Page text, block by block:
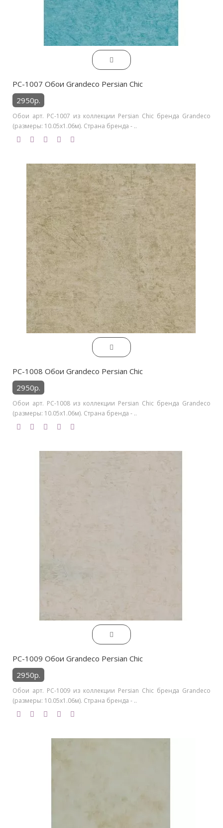
PC-1007 Обои Grandeco Persian Chic
2950р.
Обои арт. PC-1007 из коллекции Persian Chic бренда Grandeco
(размеры: 10.05х1.06м). Страна бренда - ..
PC-1008 Обои Grandeco Persian Chic
2950р.
Обои арт. PC-1008 из коллекции Persian Chic бренда Grandeco
(размеры: 10.05х1.06м). Страна бренда - ..
PC-1009 Обои Grandeco Persian Chic
2950р.
Обои арт. PC-1009 из коллекции Persian Chic бренда Grandeco
(размеры: 10.05х1.06м). Страна бренда - ..